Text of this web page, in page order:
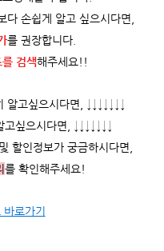
손쉽게 알고 싶으시다면,
를 권장합니다.
를 검색해주세요!!
고싶으시다면, ↓↓↓↓↓↓↓
싶으시다면, ↓↓↓↓↓↓↓
할인정보가 궁금하시다면,
를 확인해주세요!
로가기